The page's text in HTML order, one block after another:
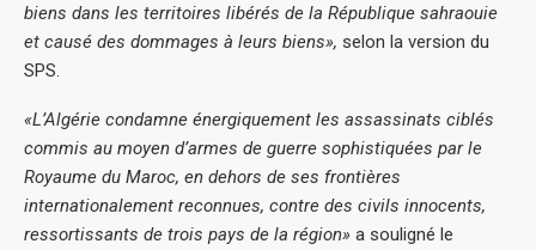
biens dans les territoires libérés de la République sahraouie
et causé des dommages à leurs biens», selon la version du
SPS.
«L’Algérie condamne énergiquement les assassinats ciblés
commis au moyen d’armes de guerre sophistiquées par le
Royaume du Maroc, en dehors de ses frontières
internationalement reconnues, contre des civils innocents,
ressortissants de trois pays de la région» a souligné le